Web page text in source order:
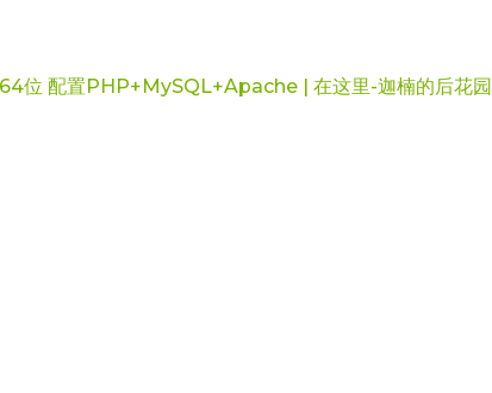
位 配置PHP+MySQL+Apache | 在这里-迦楠的后花园